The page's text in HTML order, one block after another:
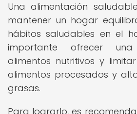
Una alimentación
mantener un hogar
hábitos saludables en el
importante ofrecer
alimentos nutritivos y
alimentos procesados y
grasas.
Para lograrlo, es